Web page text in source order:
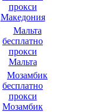
Македония
Мальта
Мозамбик